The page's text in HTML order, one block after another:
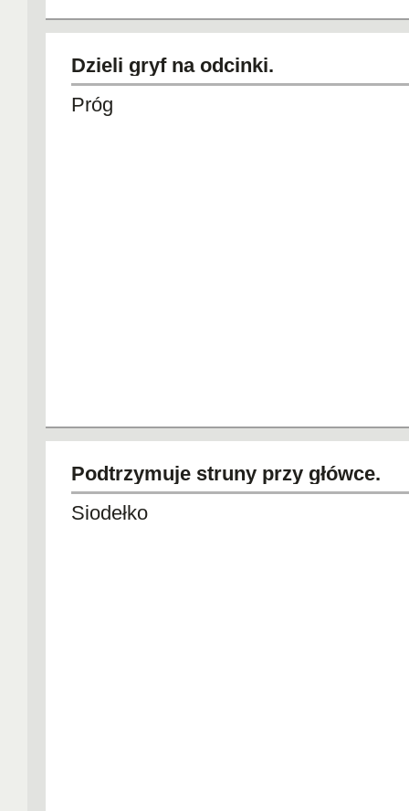
Dzieli gryf na odcinki.
Próg
Podtrzymuje struny przy główce.
Siodełko